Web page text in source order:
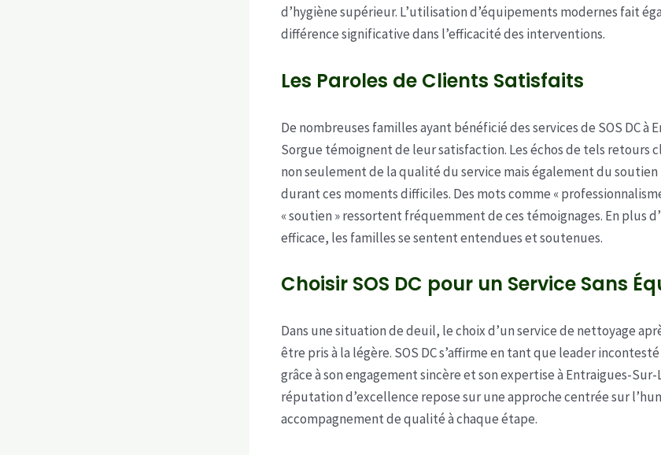
d’hygiène supérieur. L’utilisation d’équipements modernes fait
différence significative dans l’efficacité des interventions.
Les Paroles de Clients Satisfaits
De nombreuses familles ayant bénéficié des services de SOS DC à
Sorgue témoignent de leur satisfaction. Les échos de tels retours
non seulement de la qualité du service mais également du
durant ces moments difficiles. Des mots comme «
« soutien » ressortent fréquemment de ces témoignages. En plus
efficace, les familles se sentent entendues et soutenues.
Choisir SOS DC pour un Service Sans
Dans une situation de deuil, le choix d’un service de nettoyage
être pris à la légère. SOS DC s’affirme en tant que leader
grâce à son engagement sincère et son expertise à Entraigues-
réputation d’excellence repose sur une approche centrée sur
accompagnement de qualité à chaque étape.